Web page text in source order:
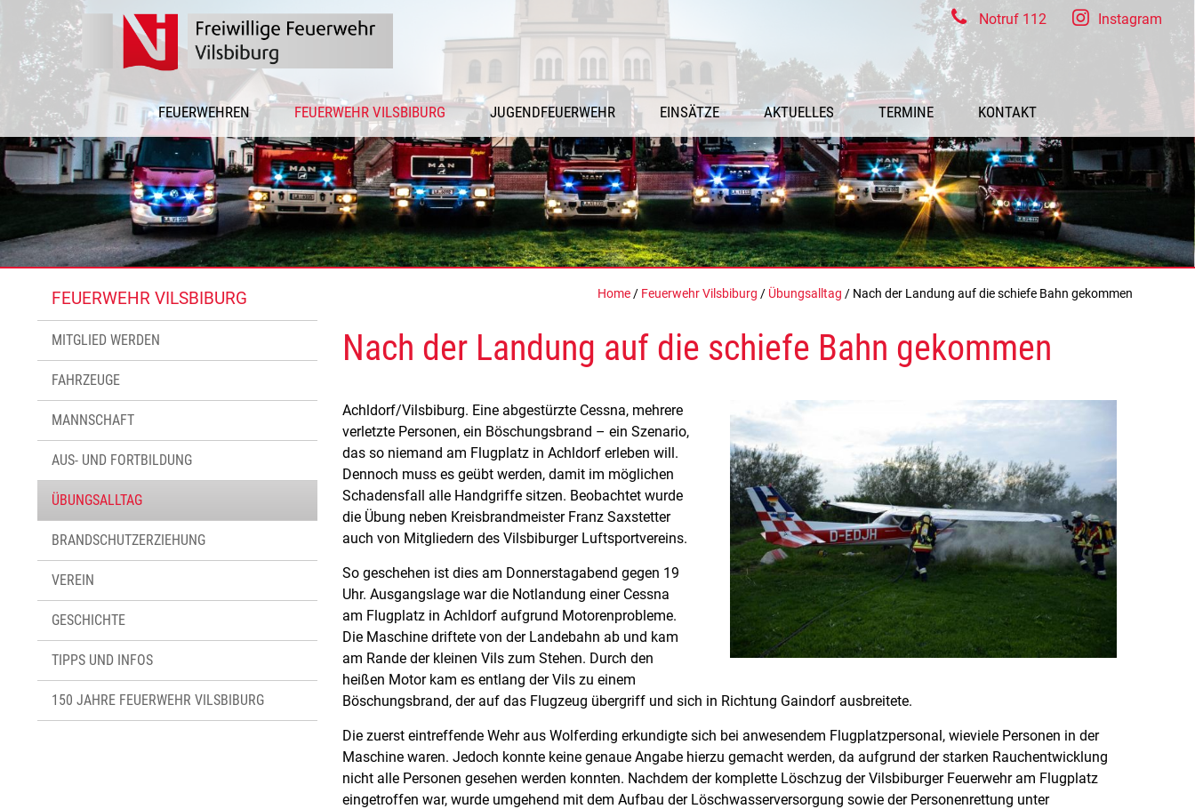
FEUERWEHREN FEUERWEHR VILSBIBURG JUGENDFEUERWEHR EINSÄTZE AKTUELLES TERMINE KONTAKT
Home/ Feuerwehr Vilsbiburg / Übungsalltag / Nach der Landung auf die schiefe Bahn gekommen
Nach der Landung auf die schiefe Bahn gekommen
Achldorf/Vilsbiburg. Eine abgestürzte Cessna, mehrere
verletzte Personen, ein Böschungsbrand – ein Szenario,
das so niemand am Flugplatz in Achldorf erleben will.
Dennoch muss es geübt werden, damit im möglichen
Schadensfall alle Handgriffe sitzen. Beobachtet wurde
die Übung neben Kreisbrandmeister Franz Saxstetter
auch von Mitgliedern des Vilsbiburger Luftsportvereins.
So geschehen ist dies am Donnerstagabend gegen 19
Uhr. Ausgangslage war die Notlandung einer Cessna
am Flugplatz in Achldorf aufgrund Motorenprobleme.
Die Maschine driftete von der Landebahn ab und kam
am Rande der kleinen Vils zum Stehen. Durch den
heißen Motor kam es entlang der Vils zu einem
Böschungsbrand, der auf das Flugzeug übergriff und sich in Richtung Gaindorf ausbreitete.
Die zuerst eintreffende Wehr aus Wolferding erkundigte sich bei anwesendem Flugplatzpersonal, wieviele Personen in der
Maschine waren. Jedoch konnte keine genaue Angabe hierzu gemacht werden, da aufgrund der starken Rauchentwicklung
nicht alle Personen gesehen werden konnten. Nachdem der komplette Löschzug der Vilsbiburger Feuerwehr am Flugplatz
eingetroffen war, wurde umgehend mit dem Aufbau der Löschwasserversorgung sowie der Personenrettung unter
FEUERWEHR VILSBIBURG
MITGLIED WERDEN
FAHRZEUGE
MANNSCHAFT
AUS- UND FORTBILDUNG
ÜBUNGSALLTAG
BRANDSCHUTZERZIEHUNG
VEREIN
GESCHICHTE
TIPPS UND INFOS
150 JAHRE FEUERWEHR VILSBIBURG
Notruf 112 Instagram